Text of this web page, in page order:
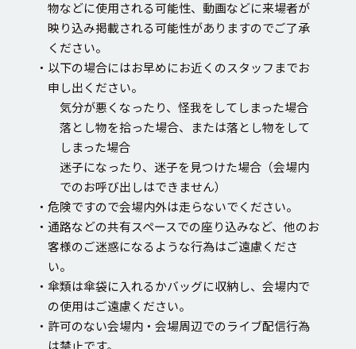
物などに使用される可能性、動画などに来場者が
映り込み掲載される可能性がありますのでご了承
ください。
・以下の場合にはお早めにお近くのスタッフまでお
申し出ください。
気分が悪くなったり、怪我をしてしまった場合
落とし物を拾った場合、または落とし物をして
しまった場合
迷子になったり、迷子を見つけた場合（会場内
でのお呼び出しはできません）
・危険ですので会場内外は走らないでください。
・通路などの共有スペースでの座り込みなど、他のお
客様のご迷惑になるような行為はご遠慮くださ
い。
・傘類は傘袋に入れるかバッグに収納し、会場内で
の使用はご遠慮ください。
・許可のない会場内・会場周辺でのライブ配信行為
は禁止です。